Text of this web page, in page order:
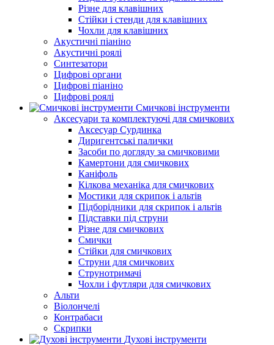
Різне для клавішних
Стійки і стенди для клавішних
Чохли для клавішних
Акустичні піаніно
Акустичні роялі
Синтезатори
Цифрові органи
Цифрові піаніно
Цифрові роялі
Смичкові інструменти
Аксесуари та комплектуючі для смичкових
Аксесуар Сурдинка
Диригентські палички
Засоби по догляду за смичковими
Камертони для смичкових
Каніфоль
Кілкова механіка для смичкових
Мостики для скрипок і альтів
Підборiдники для скрипок і альтів
Підставки під струни
Різне для смичкових
Смички
Стійки для смичкових
Струни для смичкових
Струнотримачі
Чохли і футляри для смичкових
Альти
Віолончелі
Контрабаси
Скрипки
Духові інструменти